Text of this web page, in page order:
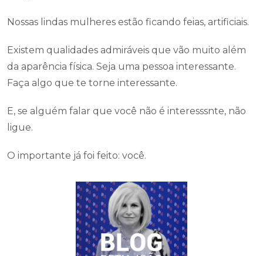
Nossas lindas mulheres estão ficando feias, artificiais.
Existem qualidades admiráveis que vão muito além
da aparência física. Seja uma pessoa interessante.
Faça algo que te torne interessante.
E, se alguém falar que você não é interesssnte, não
ligue.
O importante já foi feito: você.